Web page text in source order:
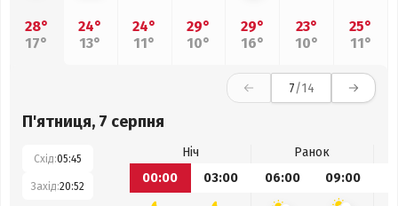
28°
17°
24°
13°
24°
11°
29°
10°
29°
16°
23°
10°
25°
11°
7/14
П'ятниця, 7 серпня
Схід:05:45
Захід:20:52
Ніч
Ранок
00:00
03:00 06:00 09:00